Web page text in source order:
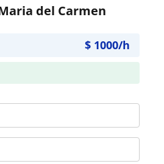
del Carmen
$ 1000/h